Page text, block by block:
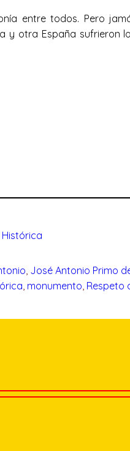
entre todos. Pero
y otra España sufrieron
, José Antonio Primo
, monumento, Respeto